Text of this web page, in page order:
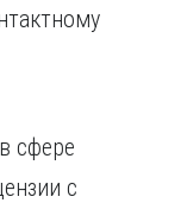
сфере
с